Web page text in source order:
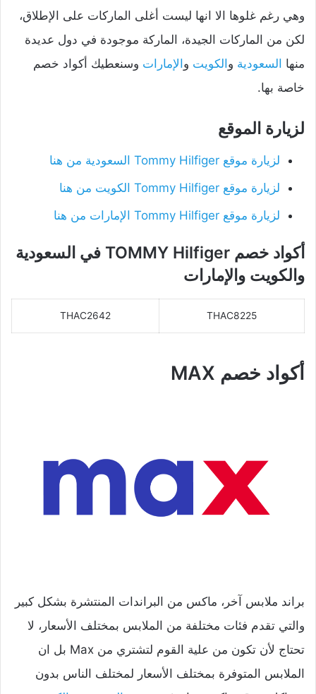
وهي رغم غلوها الا انها ليست أغلى الماركات على الإطلاق،
لكن من الماركات الجيدة، الماركة موجودة في دول عديدة
منها السعودية و الكويت و الإمارات وسنعطيك أكواد خصم
خاصة بها.
لزيارة الموقع
لزيارة موقع Tommy Hilfiger السعودية من هنا
لزيارة موقع Tommy Hilfiger الكويت من هنا
لزيارة موقع Tommy Hilfiger الإمارات من هنا
أكواد خصم TOMMY Hilfiger في السعودية
والكويت والإمارات
THAC8225
THAC2642
أكواد خصم MAX
براند ملابس آخر، ماكس من البراندات المنتشرة بشكل كبير
والتي تقدم فئات مختلفة من الملابس بمختلف الأسعار، لا
تحتاج لأن تكون من علية القوم لتشتري من Max بل ان
الملابس المتوفرة بمختلف الأسعار لمختلف الناس بدون